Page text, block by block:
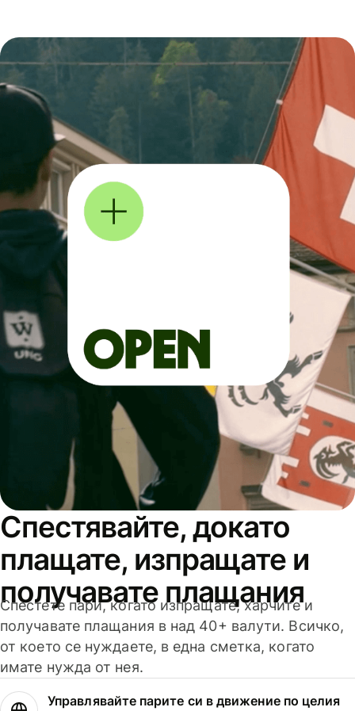
Спестявайте, докато
плащате, изпращате и
получавате плащания
Спестете пари, когато изпращате, харчите и
получавате плащания в над 40+ валути. Всичко,
от което се нуждаете, в една сметка, когато
имате нужда от нея.
Управлявайте парите си в движение по целия